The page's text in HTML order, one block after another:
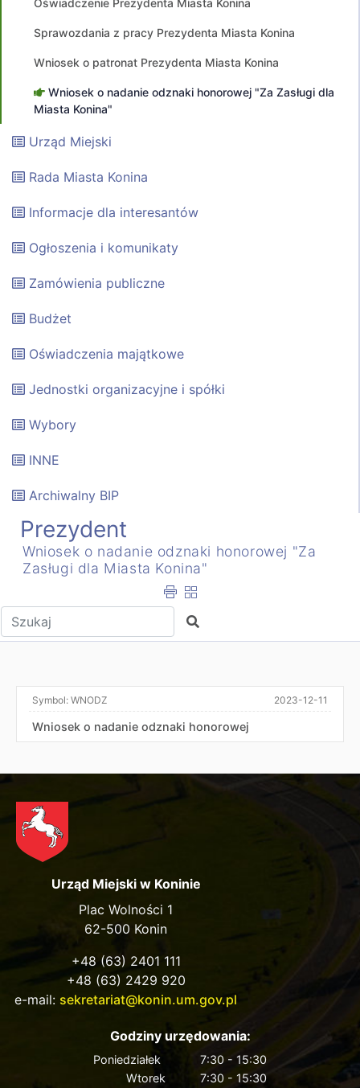
Oświadczenie Prezydenta Miasta Konina
Sprawozdania z pracy Prezydenta Miasta Konina
Wniosek o patronat Prezydenta Miasta Konina
Wniosek o nadanie odznaki honorowej "Za Zasługi dla
Miasta Konina"
Urząd Miejski
Rada Miasta Konina
Informacje dla interesantów
Ogłoszenia i komunikaty
Zamówienia publiczne
Budżet
Oświadczenia majątkowe
Jednostki organizacyjne i spółki
Wybory
INNE
Archiwalny BIP
Prezydent
Wniosek o nadanie odznaki honorowej "Za
Zasługi dla Miasta Konina"
Wpisz tekst do wyszukania Szukaj
Symbol: WNODZ 2023-12-11
Wniosek o nadanie odznaki honorowej
Urząd Miejski w Koninie
Plac Wolności 1
62-500 Konin
+48 (63) 2401 111
+48 (63) 2429 920
e-mail: sekretariat@konin.um.gov.pl
Godziny urzędowania:
Poniedziałek
7:30 - 15:30
Wtorek
7:30 - 15:30